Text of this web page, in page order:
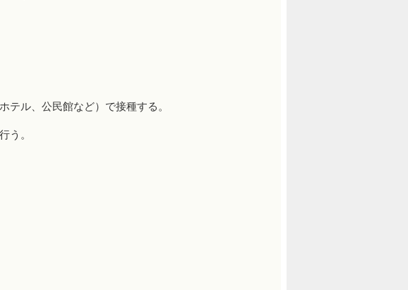
ル、公民館など）で接種する。
う。